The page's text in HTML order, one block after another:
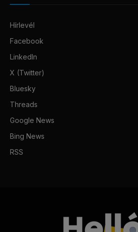
Hírlevél
Facebook
LinkedIn
X (Twitter)
Bluesky
Threads
Google News
Bing News
RSS